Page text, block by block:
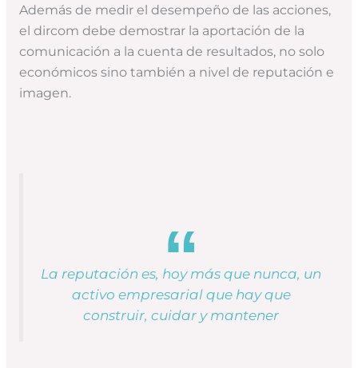
Además de medir el desempeño de las acciones,
el dircom debe demostrar la aportación de la
comunicación a la cuenta de resultados, no solo
económicos sino también a nivel de reputación e
imagen.
La reputación es, hoy más que nunca, un
activo empresarial que hay que
construir, cuidar y mantener